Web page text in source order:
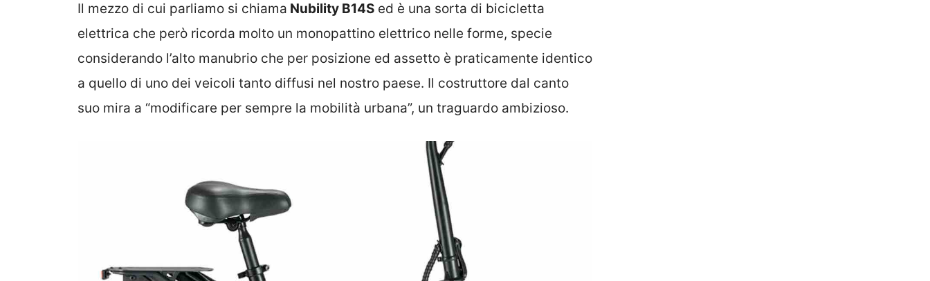
Il mezzo di cui parliamo si chiama Nubility B14S ed è una sorta di bicicletta
elettrica che però ricorda molto un monopattino elettrico nelle forme, specie
considerando l’alto manubrio che per posizione ed assetto è praticamente identico
a quello di uno dei veicoli tanto diffusi nel nostro paese. Il costruttore dal canto
suo mira a “modificare per sempre la mobilità urbana”, un traguardo ambizioso.